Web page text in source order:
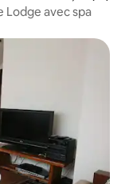
Lodge avec spa